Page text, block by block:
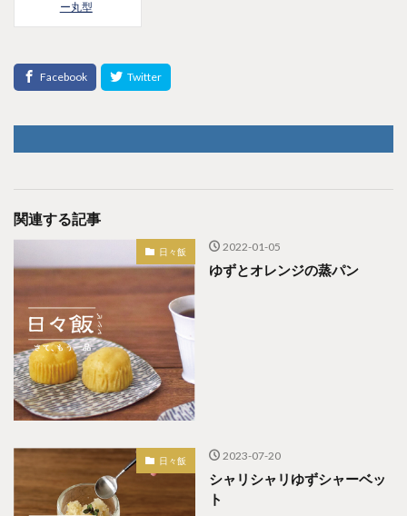
ー丸型
関連する記事
日々飯 2022-01-05
ゆずとオレンジの蒸パン
日々飯 2023-07-20
シャリシャリゆずシャーベッ
ト